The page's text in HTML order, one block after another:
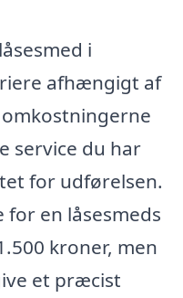
i
afhængigt af
service du har
for udførelsen.
en låsesmeds
kroner, men
et præcist